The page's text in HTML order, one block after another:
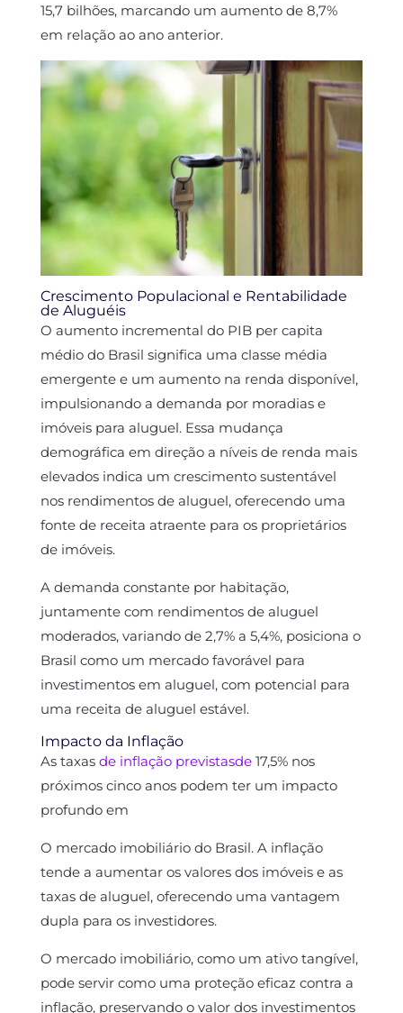
15,7 bilhões, marcando um aumento de 8,7%
em relação ao ano anterior.
Crescimento Populacional e Rentabilidade
de Aluguéis
O aumento incremental do PIB per capita
médio do Brasil significa uma classe média
emergente e um aumento na renda disponível,
impulsionando a demanda por moradias e
imóveis para aluguel. Essa mudança
demográfica em direção a níveis de renda mais
elevados indica um crescimento sustentável
nos rendimentos de aluguel, oferecendo uma
fonte de receita atraente para os proprietários
de imóveis.
A demanda constante por habitação,
juntamente com rendimentos de aluguel
moderados, variando de 2,7% a 5,4%, posiciona o
Brasil como um mercado favorável para
investimentos em aluguel, com potencial para
uma receita de aluguel estável.
Impacto da Inflação
As taxas de inflação previstasde 17,5% nos
próximos cinco anos podem ter um impacto
profundo em
O mercado imobiliário do Brasil. A inflação
tende a aumentar os valores dos imóveis e as
taxas de aluguel, oferecendo uma vantagem
dupla para os investidores.
O mercado imobiliário, como um ativo tangível,
pode servir como uma proteção eficaz contra a
inflação, preservando o valor dos investimentos